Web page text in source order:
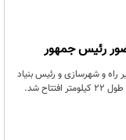
رئیس جمهور
راه و شهرسازی و رئیس بنیاد